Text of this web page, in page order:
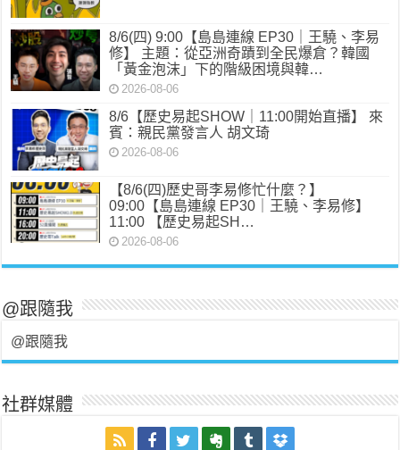
8/6(四) 9:00【島島連線 EP30｜王驍、李易
修】 主題：從亞洲奇蹟到全民爆倉？韓國
「黃金泡沫」下的階級困境與韓…
2026-08-06
8/6【歷史易起SHOW｜11:00開始直播】 來
賓：親民黨發言人 胡文琦
2026-08-06
【8/6(四)歷史哥李易修忙什麼？】
09:00【島島連線 EP30｜王驍、李易修】
11:00 【歷史易起SH…
2026-08-06
@跟隨我
@跟隨我
社群媒體